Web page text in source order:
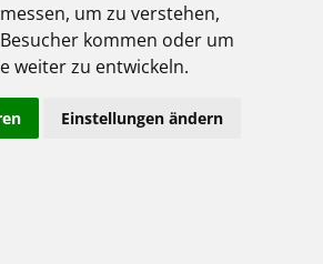
um zu verstehen,
kommen oder um
weiter zu entwickeln.
Einstellungen ändern